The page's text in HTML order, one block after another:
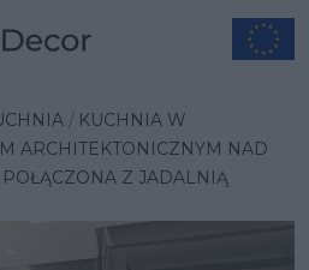
KUCHNIA W
ARCHITEKTONICZNYM NAD
Z JADALNIĄ